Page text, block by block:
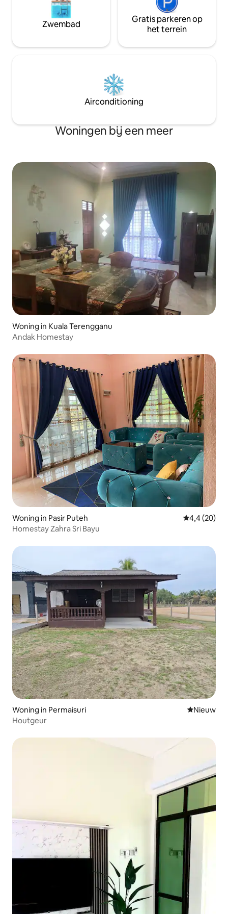
Zwembad
Gratis parkeren op
het terrein
Airconditioning
Woningen bij een meer
Woning in Kuala Terengganu
Andak Homestay
Woning in Pasir Puteh Gemiddelde
4,4 (20)
Homestay Zahra Sri Bayu
Woning in Permaisuri Nieuwe
Nieuw
Houtgeur